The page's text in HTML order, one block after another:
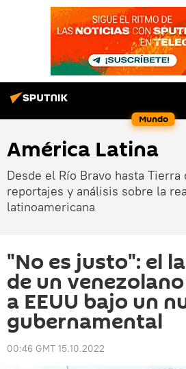
Mundo
América Latina
Desde el Río Bravo hasta
reportajes y análisis sobre la
latinoamericana
"No es justo": el
de un
a EEUU bajo un
gubernamental
00:46 GMT 15.10.2022